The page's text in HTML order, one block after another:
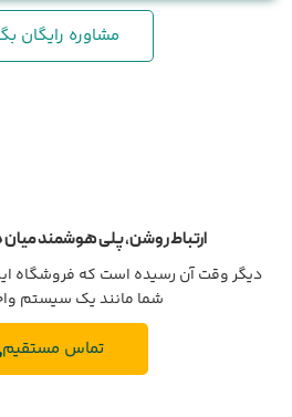
مشاوره رایگان
ارتباط روشن، پلی هوشمند
دیگر وقت آن رسیده است که فروشگاه
شما مانند یک سیستم
تماس مستقیم